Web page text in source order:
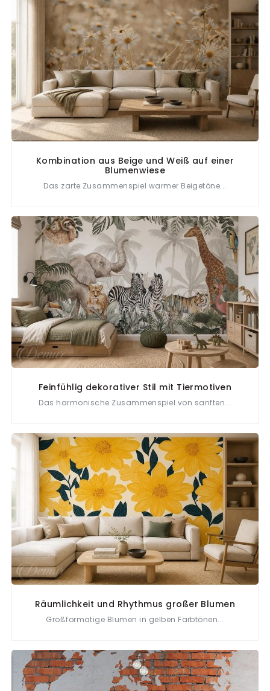
Kombination aus Beige und Weiß auf einer
Blumenwiese
Das zarte Zusammenspiel warmer Beigetöne...
Feinfühlig dekorativer Stil mit Tiermotiven
Das harmonische Zusammenspiel von sanften...
Räumlichkeit und Rhythmus großer Blumen
Großformatige Blumen in gelben Farbtönen...